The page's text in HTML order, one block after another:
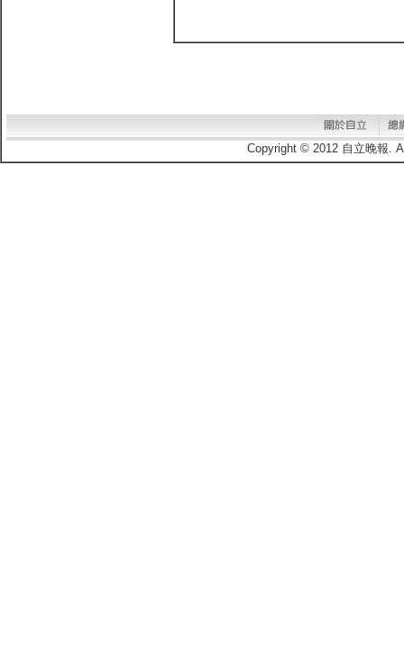
Copyright © 2012 自立晚報.